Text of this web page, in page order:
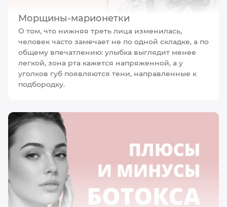
Морщины-марионетки
О том, что нижняя треть лица изменилась,
человек часто замечает не по одной складке, а по
общему впечатлению: улыбка выглядит менее
легкой, зона рта кажется напряженной, а у
уголков губ появляются тени, направленные к
подбородку.